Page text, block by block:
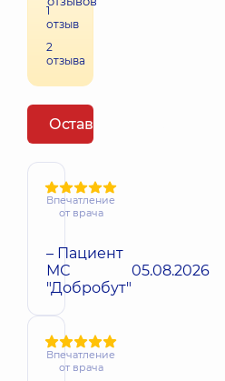
1
отзыв
2
отзыва
Оставить отзыв
Впечатление
от врача
– Пациент
МС
"Добробут"
05.08.2026
Впечатление
от врача